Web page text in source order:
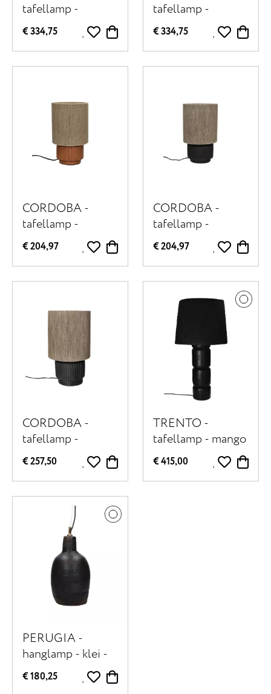
tafellamp -
terracotta / jute -
DIA 32 x H 57 cm
- zwart
€ 334,75
tafellamp -
terracotta / jute -
DIA 32 x H 57 cm
- terracotta
€ 334,75
CORDOBA -
tafellamp -
terracotta / jute -
DIA 18 x H 30 cm
- terracotta
€ 204,97
CORDOBA -
tafellamp -
terracotta / jute -
DIA 18 x H 30 cm
- zwart
€ 204,97
CORDOBA -
tafellamp -
terracotta / jute -
DIA 25 x H 42 cm
- zwart
€ 257,50
TRENTO -
tafellamp - mango
hout / stof - DIA
41 x H 77 cm -
zwart
€ 415,00
PERUGIA -
hanglamp - klei -
DIA 18 x H 35 cm
- zwart
€ 180,25